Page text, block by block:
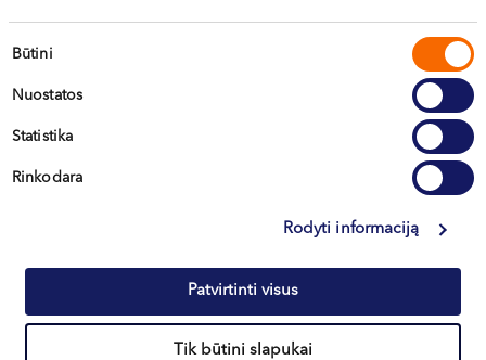
Sutikimo
Būtini
Nuostatos
Statistika
Rinkodara
Rodyti informaciją
Patvirtinti visus
Tik būtini slapukai
(лопоухости): прихоть или
необходимость?
Люди, а в особенности дети с оттопыренными
ушами, часто становятся объектом насмеш...